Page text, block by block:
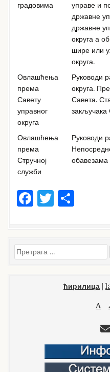
градовима
управе и
државне
државне
округа а
шире или
округа.
Овлашћења
према
Савету
управног
округа
Руководи
округа.
Савета.
закључака
Овлашћења
према
Стручној
служби
Руководи
обавезама
F
e
b
T
te
r
e
Претрага
за:
ћирилица
A